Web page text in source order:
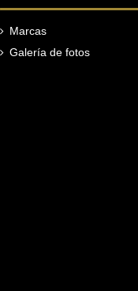
Marcas
Galería de fotos